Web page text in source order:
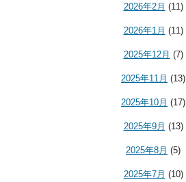
2026年2月 (11)
2026年1月 (11)
2025年12月 (7)
2025年11月 (13)
2025年10月 (17)
2025年9月 (13)
2025年8月 (5)
2025年7月 (10)